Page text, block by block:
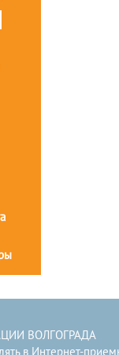
ВОЛГОГРАДА
в Интернет-